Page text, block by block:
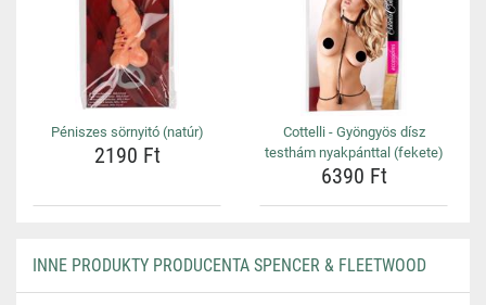
Péniszes sörnyitó (natúr)
2190 Ft
Cottelli - Gyöngyös dísz
testhám nyakpánttal (fekete)
6390 Ft
INNE PRODUKTY PRODUCENTA SPENCER & FLEETWOOD